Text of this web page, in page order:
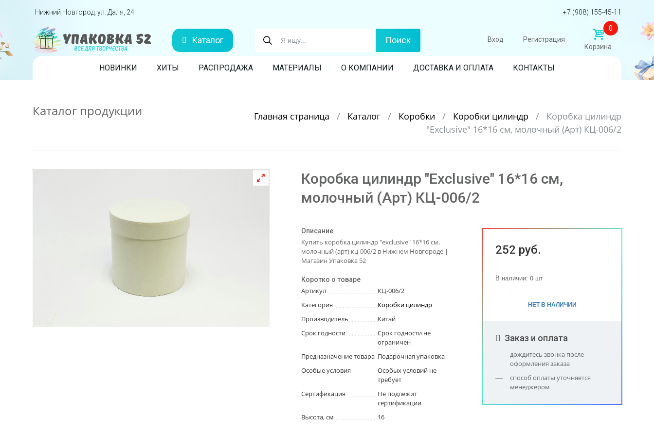
Перейти вниз
Нижний Новгород, ул. Даля, 24 +7 (908) 155-45-11
Каталог Поиск Вход Регистрация
0
Корзина
Skip to content
НОВИНКИ ХИТЫ РАСПРОДАЖА МАТЕРИАЛЫ О КОМПАНИИ ДОСТАВКА И ОПЛАТА КОНТАКТЫ
Каталог продукции Главная страница / Каталог / Коробки / Коробки цилиндр /
Коробка цилиндр
"Exclusive" 16*16 см, молочный (Арт) КЦ-006/2
Коробка цилиндр "Exclusive" 16*16 см,
молочный (Арт) КЦ-006/2
Описание
Купить коробка цилиндр "exclusive" 16*16 см,
молочный (арт) кц-006/2 в Нижнем Новгороде |
Магазин Упаковка 52
Коротко о товаре
Артикул
КЦ-006/2
Категория
Коробки цилиндр
Производитель
Китай
Срок годности
Срок годности не
ограничен
Предназначение товара Подарочная упаковка
Особые условия
Особых условий не
требует
Сертификация
Не подлежит
сертификации
Высота, см
16
252 руб.
В наличии: 0 шт
НЕТ В НАЛИЧИИ
Заказ и оплата
дождитесь звонка после
оформления заказа
способ оплаты уточняется
менеджером